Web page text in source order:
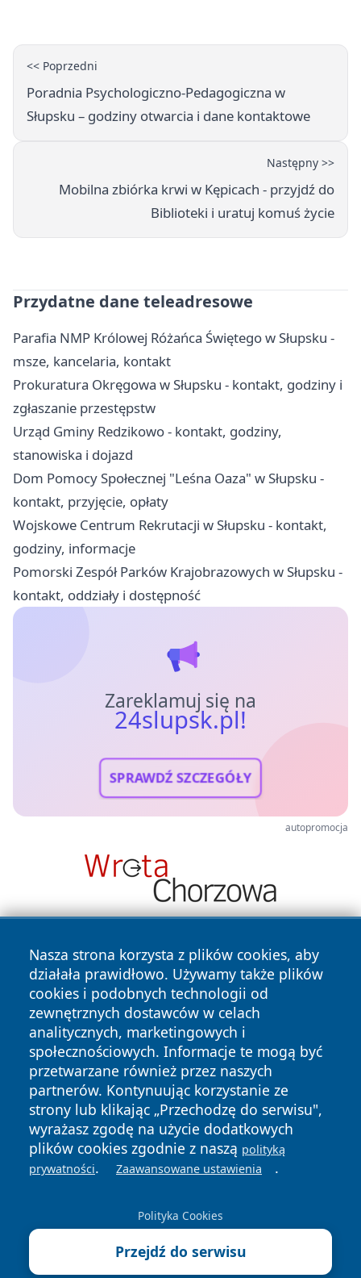
<< Poprzedni
Poradnia Psychologiczno-Pedagogiczna w
Słupsku – godziny otwarcia i dane kontaktowe
Następny >>
Mobilna zbiórka krwi w Kępicach - przyjdź do
Biblioteki i uratuj komuś życie
Przydatne dane teleadresowe
Parafia NMP Królowej Różańca Świętego w Słupsku -
msze, kancelaria, kontakt
Prokuratura Okręgowa w Słupsku - kontakt, godziny i
zgłaszanie przestępstw
Urząd Gminy Redzikowo - kontakt, godziny,
stanowiska i dojazd
Dom Pomocy Społecznej "Leśna Oaza" w Słupsku -
kontakt, przyjęcie, opłaty
Wojskowe Centrum Rekrutacji w Słupsku - kontakt,
godziny, informacje
Pomorski Zespół Parków Krajobrazowych w Słupsku -
kontakt, oddziały i dostępność
Zareklamuj się na
24slupsk.pl!
SPRAWDŹ SZCZEGÓŁY
autopromocja
Nasza strona korzysta z plików cookies, aby
działała prawidłowo. Używamy także plików
cookies i podobnych technologii od
zewnętrznych dostawców w celach
analitycznych, marketingowych i
społecznościowych. Informacje te mogą być
przetwarzane również przez naszych
partnerów. Kontynuując korzystanie ze
strony lub klikając „Przechodzę do serwisu",
wyrażasz zgodę na użycie dodatkowych
plików cookies zgodnie z naszą polityką
prywatności. Zaawansowane ustawienia .
Polityka Cookies
Przejdź do serwisu
Copyright © 2026 24slupsk.pl Wszystkie prawa zastrzeżone.
News Autorzy
Polityka
Prywatności
Polityka
Cookies